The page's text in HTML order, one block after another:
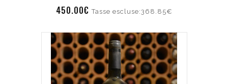
450.00€Tasse escluse:368.85€